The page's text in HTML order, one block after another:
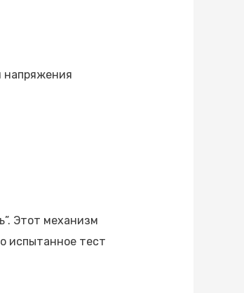
напряжения
Этот механизм
испытанное тест